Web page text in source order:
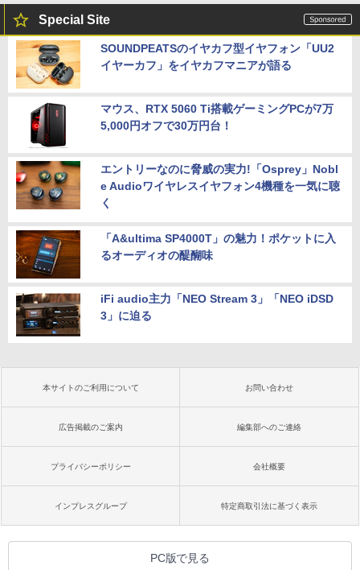
Special Site
SOUNDPEATSのイヤカフ型イヤフォン「UU2
イヤーカフ」をイヤカフマニアが語る
マウス、RTX 5060 Ti搭載ゲーミングPCが7万
5,000円オフで30万円台！
エントリーなのに脅威の実力!「Osprey」Nobl
e Audioワイヤレスイヤフォン4機種を一気に聴
く
「A&ultima SP4000T」の魅力！ポケットに入
るオーディオの醍醐味
iFi audio主力「NEO Stream 3」「NEO iDSD
3」に迫る
本サイトのご利用について お問い合わせ
広告掲載のご案内 編集部へのご連絡
プライバシーポリシー 会社概要
インプレスグループ 特定商取引法に基づく表示
PC版で見る